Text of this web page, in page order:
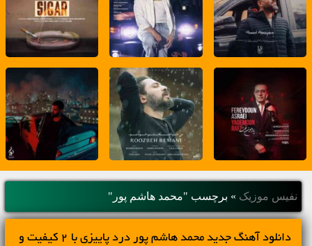
نفیس موزیک » برچسب "محمد هاشم پور"
دانلود آهنگ جديد محمد هاشم پور درد پاییزی با 2 کیفیت و